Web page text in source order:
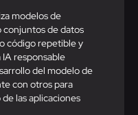
modelos de
de datos
código repetible y
responsable
del modelo de
con otros para
las aplicaciones